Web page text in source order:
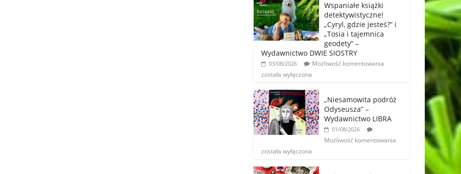
Wspaniałe książki
detektywistyczne!
„Cyryl, gdzie jesteś?” i
„Tosia i tajemnica
geodety” –
Wydawnictwo DWIE SIOSTRY
03/08/2026
Możliwość komentowania
została wyłączona
„Niesamowita podróż
Odyseusza” –
Wydawnictwo LIBRA
01/08/2026
Możliwość komentowania
została wyłączona